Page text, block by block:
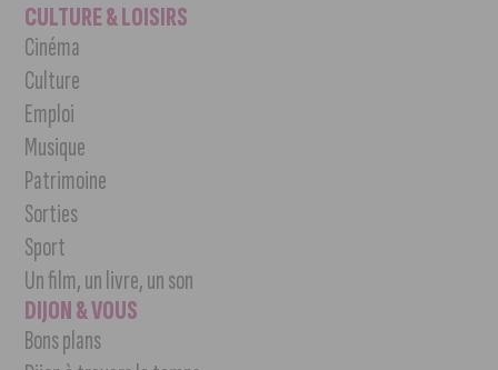
CULTURE & LOISIRS
Cinéma
Culture
Emploi
Musique
Patrimoine
Sorties
Sport
Un film, un livre, un son
DIJON & VOUS
Bons plans